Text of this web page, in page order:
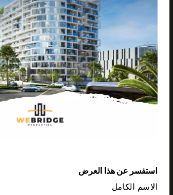
المشاريع
استفسر عن هذا العرض
الاسم الكامل